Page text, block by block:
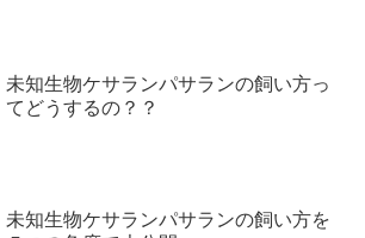
未知生物ケサランパサランの飼い方っ
てどうするの？？
未知生物ケサランパサランの飼い方を